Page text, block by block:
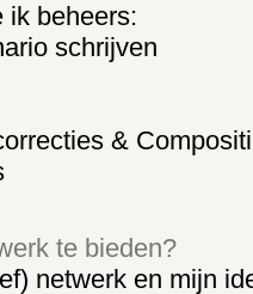
ik beheers:
schrijven
&
te bieden?
netwerk en mijn